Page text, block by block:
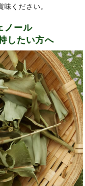
ください。
ノール
したい方へ